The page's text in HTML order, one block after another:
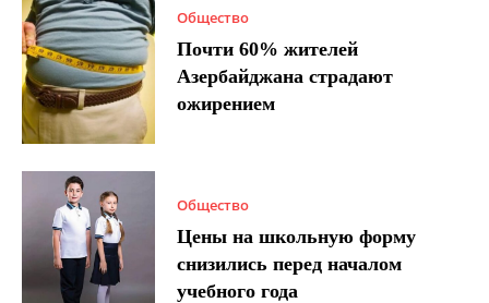
Общество
Почти 60% жителей
Азербайджана страдают
ожирением
Общество
Цены на школьную форму
снизились перед началом
учебного года